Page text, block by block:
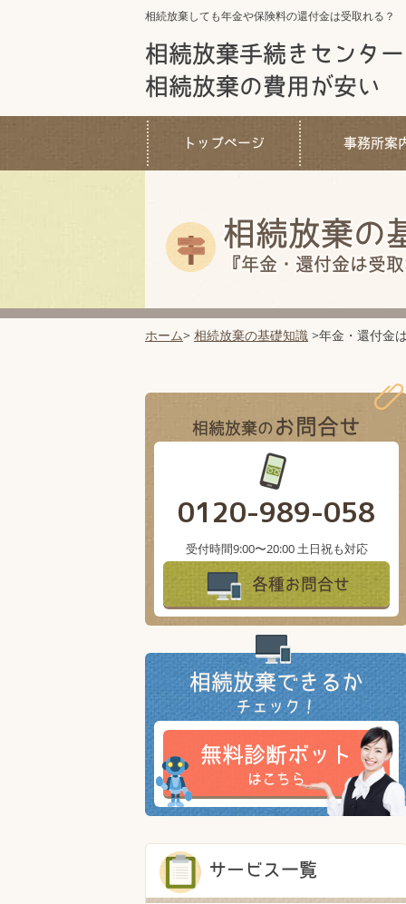
相続放棄しても年金や保険料の還付金は受取れる？
相続放棄手続きセンター
相続放棄の費用が安い
トップページ 事務所案
相続放棄の
『年金・還付金は受
ホーム> 相続放棄の基礎知識 >年金・還付金
相続放棄の お問合せ
0120-989-058
受付時間9:00〜20:00 土日祝も対応
各種お問合せ
相続放棄できるか
チェック！
無料診断ボット
はこちら
サービス一覧